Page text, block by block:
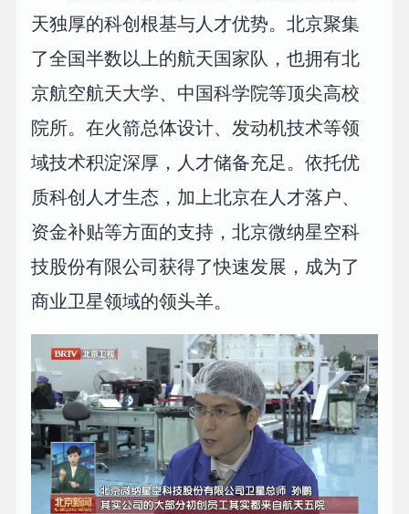
天独厚的科创根基与人才优势。北京聚集
了全国半数以上的航天国家队，也拥有北
京航空航天大学、中国科学院等顶尖高校
院所。在火箭总体设计、发动机技术等领
域技术积淀深厚，人才储备充足。依托优
质科创人才生态，加上北京在人才落户、
资金补贴等方面的支持，北京微纳星空科
技股份有限公司获得了快速发展，成为了
商业卫星领域的领头羊。